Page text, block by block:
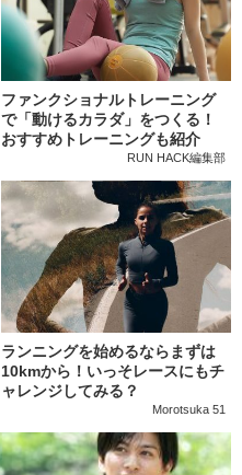
ファンクショナルトレーニング
で「動けるカラダ」をつくる！
おすすめトレーニングも紹介
RUN HACK編集部
ランニングを始めるならまずは
10kmから！いっそレースにもチ
ャレンジしてみる？
Morotsuka 51